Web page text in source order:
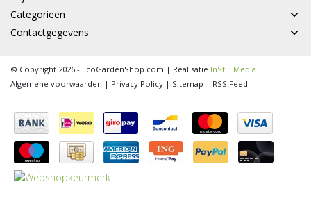
Categorieën
Contactgegevens
© Copyright 2026 - EcoGardenShop.com | Realisatie InStijl Media
Algemene voorwaarden | Privacy Policy | Sitemap | RSS Feed